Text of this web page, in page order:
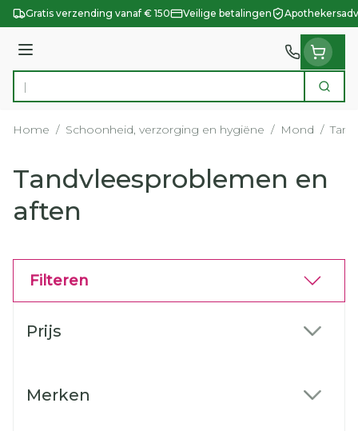
Ga naar de inhoud
Gratis verzending vanaf € 150 Veilige betalingen
Menu
Product, merk, categorie... Zoek
Home / Schoonheid, verzorging en hygiëne / Mond /
Tandvleesproblemen en
aften
Filteren
Prijs
Merken